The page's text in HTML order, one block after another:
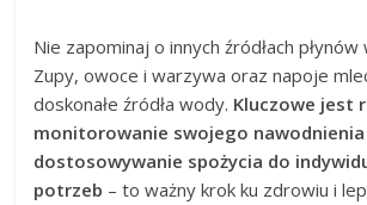
Nie zapominaj o innych źródłach
Zupy, owoce i warzywa oraz napoje
doskonałe źródła wody. Kluczowe jest
monitorowanie swojego
dostosowywanie spożycia do
potrzeb – to ważny krok ku zdrowiu i